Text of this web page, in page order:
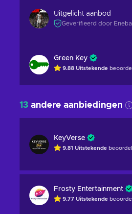
Uitgelicht aanbod
Geverifieerd door Eneba
Green Key
9.88 Uitstekende
13 andere aanbiedingen
KeyVerse
9.81 Uitstekende
Frosty Entertainment
9.77 Uitstekende